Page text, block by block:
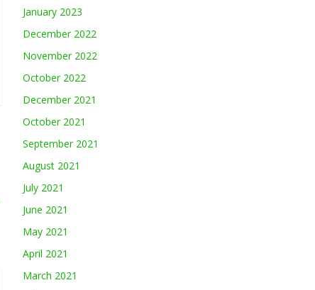
January 2023
December 2022
November 2022
October 2022
December 2021
October 2021
September 2021
August 2021
July 2021
June 2021
May 2021
April 2021
March 2021